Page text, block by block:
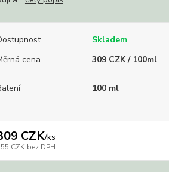
Skladem
cena
309 CZK / 100ml
100 ml
CZK/ks
CZK bez DPH